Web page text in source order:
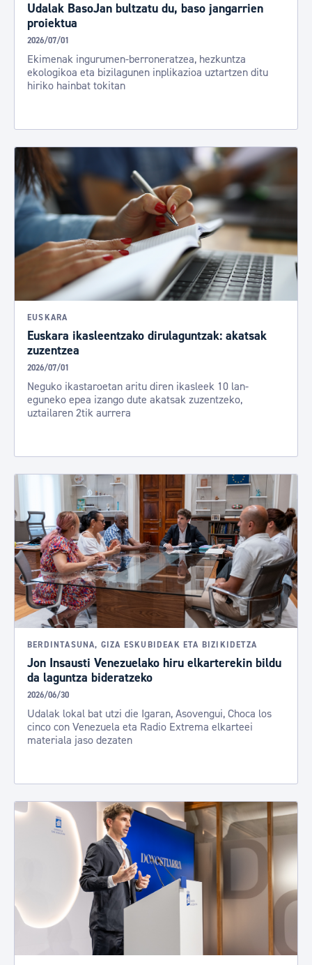
Udalak BasoJan bultzatu du, baso jangarrien
proiektua
2026/07/01
Ekimenak ingurumen-berroneratzea, hezkuntza
ekologikoa eta bizilagunen inplikazioa uztartzen ditu
hiriko hainbat tokitan
EUSKARA
Euskara ikasleentzako dirulaguntzak: akatsak
zuzentzea
2026/07/01
Neguko ikastaroetan aritu diren ikasleek 10 lan-
eguneko epea izango dute akatsak zuzentzeko,
uztailaren 2tik aurrera
BERDINTASUNA, GIZA ESKUBIDEAK ETA BIZIKIDETZA
Jon Insausti Venezuelako hiru elkarterekin bildu
da laguntza bideratzeko
2026/06/30
Udalak lokal bat utzi die Igaran, Asovengui, Choca los
cinco con Venezuela eta Radio Extrema elkarteei
materiala jaso dezaten